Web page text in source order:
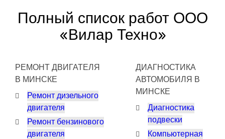
Полный список работ ООО
«Вилар Техно»
РЕМОНТ ДВИГАТЕЛЯ
В МИНСКЕ
Ремонт дизельного
двигателя
Ремонт бензинового
двигателя
ДИАГНОСТИКА
АВТОМОБИЛЯ В
МИНСКЕ
Диагностика
подвески
Компьютерная